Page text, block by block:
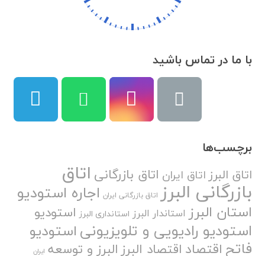
با ما در تماس باشید
برچسب‌ها
اتاق البرزاتاق ایران اتاق بازرگانی اتاق
بازرگانی البرز اتاق بازرگانی ایران اجاره استودیو
استان البرز استاندار البرز استانداری البرز استودیو
استودیو رادیویی و تلویزیونیاستودیو
فاتح اقتصاد اقتصاد البرزالبرز و توسعه ایران